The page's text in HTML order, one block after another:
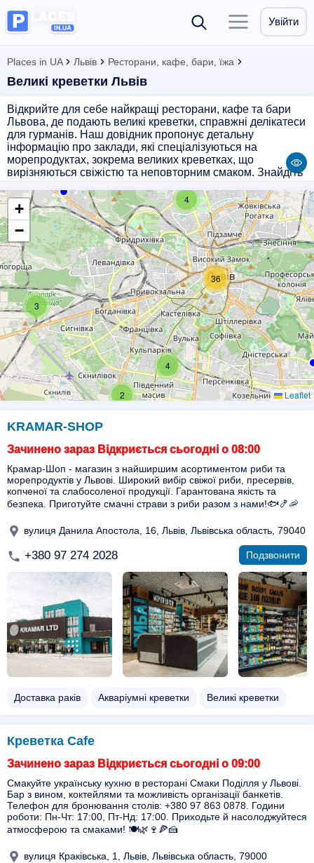
Увійти
Places in UA Львів Ресторани, кафе, бари, їжа
Великі креветки Львів
Відкрийте для себе найкращі ресторани, кафе та бари
Львова, де подають великі креветки, справжні делікатеси
для гурманів. Наш довідник пропонує детальну
інформацію про заклади, які спеціалізуються на
морепродуктах, зокрема великих креветках, що
вирізняються свіжістю та неповторним смаком. Знайдіть
зустрічі. Львівська гастрономічна сцена чекає на вас з
вишуканими стравами з великими креветками, які
задовольнять найвибагливіший смак.
4
4
2
36
3
+
−
Leaflet
KRAMAR-SHOP
Зачинено зараз Відкриється сьогодні о 08:00
Крамар-Шоп - магазин з найширшим асортиментом риби та
морепродуктів у Львові. Широкий вибір свіжої риби, пресервів,
копченої та слабосоленої продукції. Гарантована якість та
безпека. Приготуйте смачні страви з риби разом з нами!🐟🍤🦐
вулиця Данила Апостола, 16, Львів, Львівська область, 79040
+380 97 274 2028 Подзвонити
Доставка раків Акваріумні креветки Великі креветки
Креветка Cafe
Зачинено зараз Відкриється сьогодні о 09:00
Смакуйте українську кухню в ресторані Смаки Поділля у Львові.
Бар з вином, коктейлями та можливість організації банкетів.
Телефон для бронювання столів: +380 97 863 0878. Години
роботи: Пн-Чт: 17:00, Пт-Нд: 17:00. Приходьте й насолоджуйтеся
атмосферою та смаками! 🍽️🌿🍷🍕🍰
вулиця Краківська, 1, Львів, Львівська область, 79000